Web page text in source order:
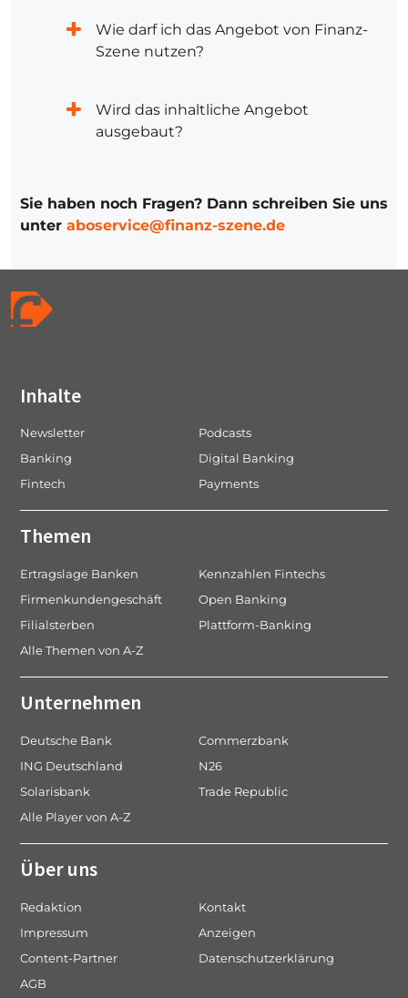
Wie darf ich das Angebot von Finanz-
Szene nutzen?
Wird das inhaltliche Angebot
ausgebaut?
Sie haben noch Fragen? Dann schreiben Sie uns
unter aboservice@finanz-szene.de
Inhalte
Newsletter
Podcasts
Banking
Digital Banking
Fintech
Payments
Themen
Ertragslage Banken
Kennzahlen Fintechs
Firmenkundengeschäft
Open Banking
Filialsterben
Plattform-Banking
Alle Themen von A-Z
Unternehmen
Deutsche Bank
Commerzbank
ING Deutschland
N26
Solarisbank
Trade Republic
Alle Player von A-Z
Über uns
Redaktion
Kontakt
Impressum
Anzeigen
Content-Partner
Datenschutzerklärung
AGB